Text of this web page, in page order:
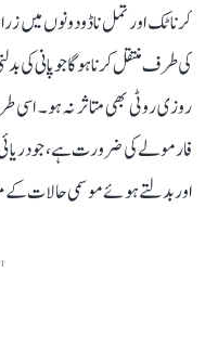
کرناٹک اور تمل ناڈو دونوں میں
کی طرف منتقل کرنا ہوگا جو پانی
روزی روٹی بھی متاثر نہ ہو۔
فارمولے کی ضرورت ہے، جو
اور بدلتے ہوئے موسمی حالات کے